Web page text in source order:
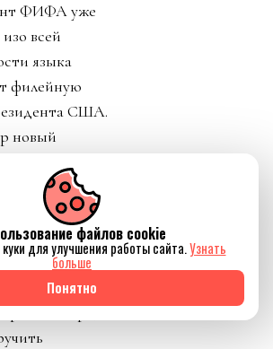
ФИФА уже
всей
языка
филейную
США.
новый
за украденную
мира у
Челси
не стал
И даже
премию мира,
файлов cookie
для улучшения работы сайта.Узнать
больше
Понятно